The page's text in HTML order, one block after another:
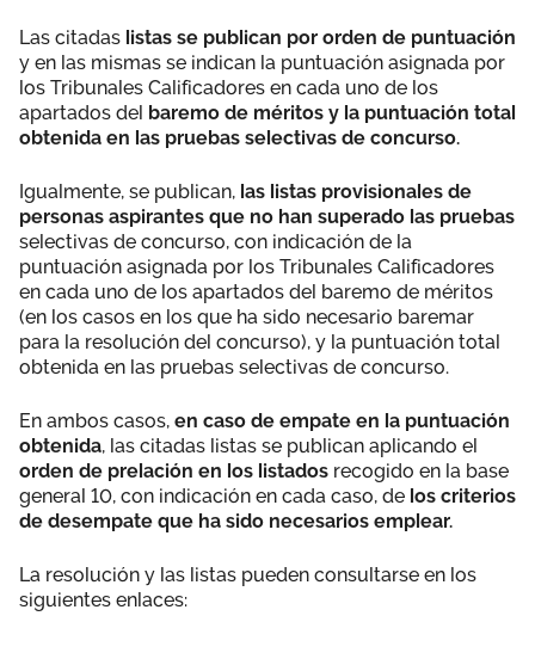
Las citadas listas se publican por orden de puntuación
y en las mismas se indican la puntuación asignada por
los Tribunales Calificadores en cada uno de los
apartados del baremo de méritos y la puntuación total
obtenida en las pruebas selectivas de concurso.
Igualmente, se publican, las listas provisionales de
personas aspirantes que no han superado las pruebas
selectivas de concurso, con indicación de la
puntuación asignada por los Tribunales Calificadores
en cada uno de los apartados del baremo de méritos
(en los casos en los que ha sido necesario baremar
para la resolución del concurso), y la puntuación total
obtenida en las pruebas selectivas de concurso.
En ambos casos, en caso de empate en la puntuación
obtenida, las citadas listas se publican aplicando el
orden de prelación en los listados recogido en la base
general 10, con indicación en cada caso, de los criterios
de desempate que ha sido necesarios emplear.
La resolución y las listas pueden consultarse en los
siguientes enlaces: